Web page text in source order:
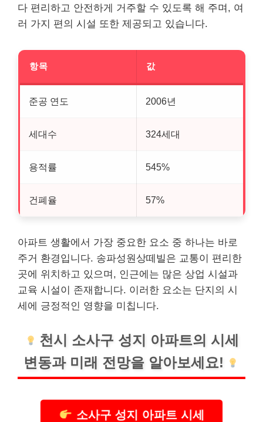
다 편리하고 안전하게 거주할 수 있도록 해 주며, 여
러 가지 편의 시설 또한 제공되고 있습니다.
항목 값
준공 연도 2006년
세대수 324세대
용적률 545%
건폐율 57%
아파트 생활에서 가장 중요한 요소 중 하나는 바로
주거 환경입니다. 송파성원상떼빌은 교통이 편리한
곳에 위치하고 있으며, 인근에는 많은 상업 시설과
교육 시설이 존재합니다. 이러한 요소는 단지의 시
세에 긍정적인 영향을 미칩니다.
천시 소사구 성지 아파트의 시세
변동과 미래 전망을 알아보세요!
소사구 성지 아파트 시세